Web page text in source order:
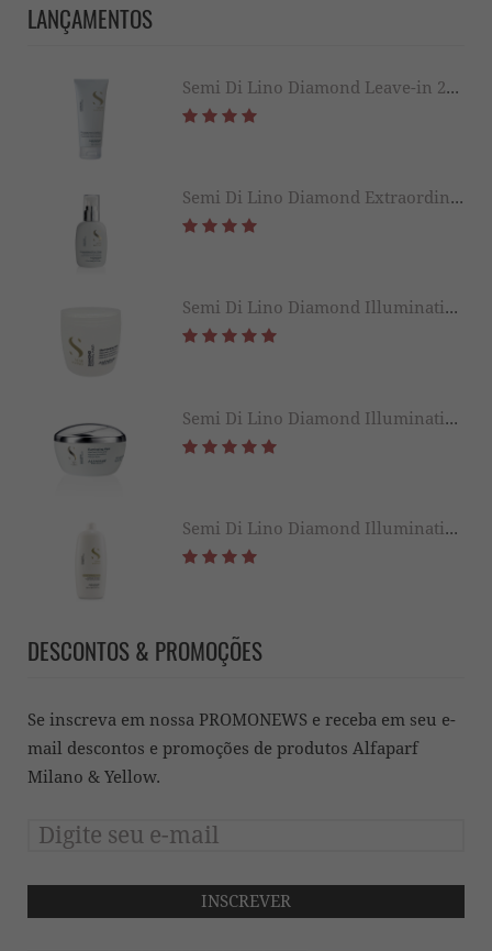
LANÇAMENTOS
Semi Di Lino Diamond Leave-in 200ml
Semi Di Lino Diamond Extraordinary All in 1 Fluid 125ML
Semi Di Lino Diamond Illuminating Mask 500ML
Semi Di Lino Diamond Illuminating Mask 200ML
Semi Di Lino Diamond Illuminating Conditioner 1000ML
DESCONTOS & PROMOÇÕES
Se inscreva em nossa PROMONEWS e receba em seu e-
mail descontos e promoções de produtos Alfaparf
Milano & Yellow.
INSCREVER